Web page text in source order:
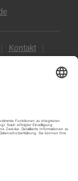
Kontakt